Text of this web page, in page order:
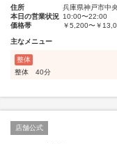
住所
兵庫県神戸市中
本日の営業状況 10:00〜22:00
価格帯
￥5,200〜￥
主なメニュー
整体
整体 40分
店舗公式